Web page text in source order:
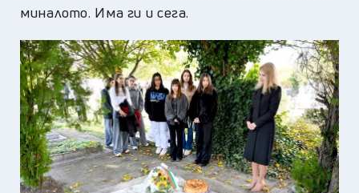
миналото. Има ги и сега.